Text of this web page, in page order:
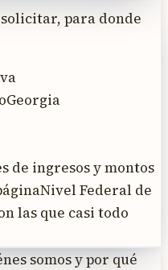
para donde
Georgia
de ingresos y montos
Nivel Federal de
las que casi todo
somos y por qué